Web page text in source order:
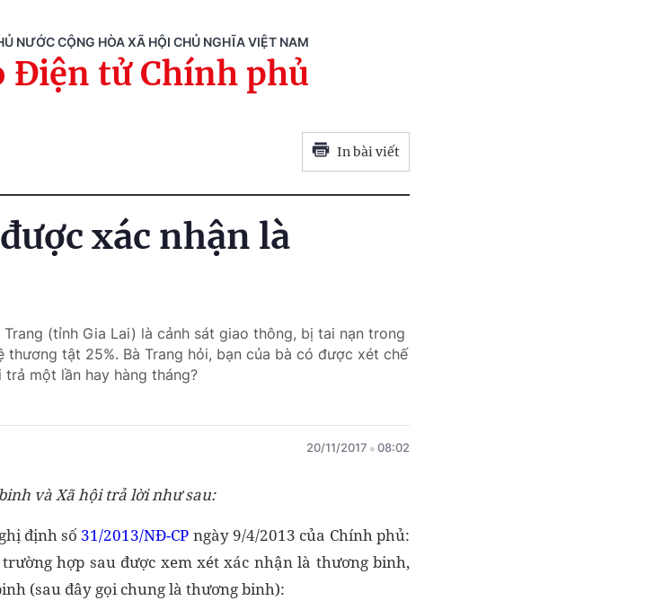
NƯỚC CỘNG HÒA XÃ HỘI CHỦ NGHĨA VIỆT NAM
Điện tử Chính phủ
In bài viết
xác nhận là
(tỉnh Gia Lai) là cảnh sát giao thông, bị tai nạn trong
tật 25%. Bà Trang hỏi, bạn của bà có được xét chế
một lần hay hàng tháng?
20/11/2017 08:02
và Xã hội trả lời như sau:
định số 31/2013/NĐ-CP ngày 9/4/2013 của Chính phủ:
hợp sau được xem xét xác nhận là thương binh,
(sau đây gọi chung là thương binh):